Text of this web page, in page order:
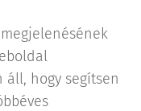
áll, hogy segítsen